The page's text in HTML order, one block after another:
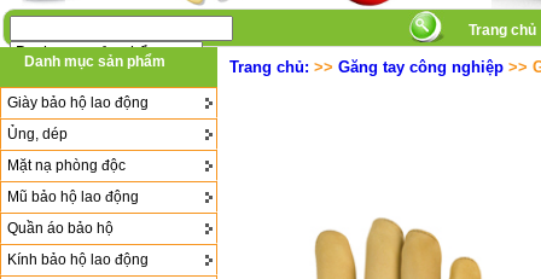
Trang chủ
Danh mục sản phẩm
Giày bảo hộ lao động
Ủng, dép
Mặt nạ phòng độc
Mũ bảo hộ lao động
Quần áo bảo hộ
Kính bảo hộ lao động
Trang chủ: >> Găng tay công nghiệp >>